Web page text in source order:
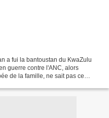
a fui la bantoustan du KwaZulu
guerre contre l'ANC, alors
de la famille, ne sait pas ce